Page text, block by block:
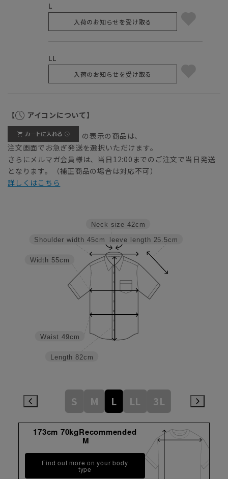
L
入荷のお知らせを受け取る
LL
入荷のお知らせを受け取る
【 アイコンについて】
の表示の商品は、
注文画面でお急ぎ発送を選択いただけます。
さらにメルマガ会員様は、当日12:00までのご注文で当日発送
となります。（補正商品の場合は対応不可）
詳しくはこちら
Sleeve length 25.5cm
Neck size 42cm
Length 82cm
Waist 49cm
Width 55cm
Shoulder width 45cm
S M L LL 3L
173cm 70kgRecommended
M
Find out more on your body
type